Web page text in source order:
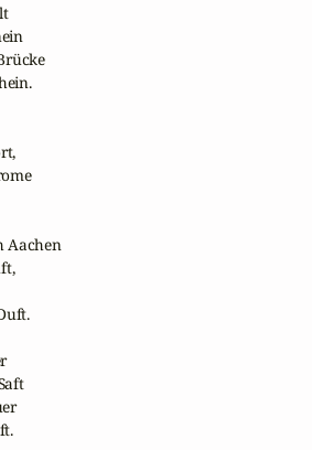
Aachen